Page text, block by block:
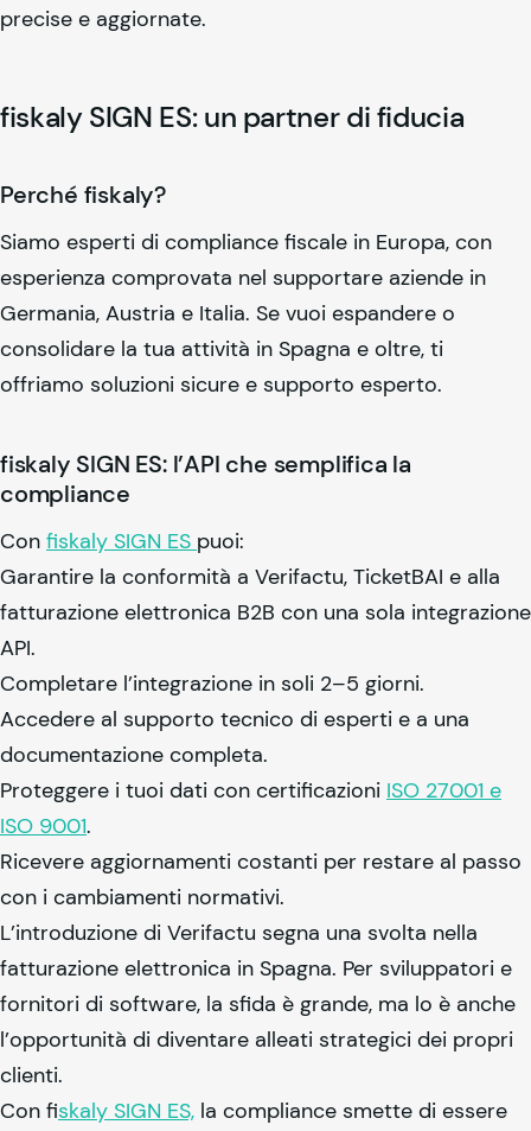
precise e aggiornate.
fiskalySIGN ES: un partner di fiducia
Perché fiskaly?
Siamo esperti di compliance fiscale in Europa, con
esperienza comprovata nel supportare aziende in
Germania, Austria e Italia. Se vuoi espandere o
consolidare la tua attività in Spagna e oltre, ti
offriamo soluzioni sicure e supporto esperto.
fiskaly SIGN ES: l’API che semplifica la
compliance
Con fiskaly SIGN ES puoi:
Garantire la conformità a Verifactu, TicketBAI e alla
fatturazione elettronica B2B con una sola integrazione
API.
Completare l’integrazione in soli 2–5 giorni.
Accedere al supporto tecnico di esperti e a una
documentazione completa.
Proteggere i tuoi dati con certificazioni ISO 27001 e
ISO 9001.
Ricevere aggiornamenti costanti per restare al passo
con i cambiamenti normativi.
L’introduzione di Verifactu segna una svolta nella
fatturazione elettronica in Spagna. Per sviluppatori e
fornitori di software, la sfida è grande, ma lo è anche
l’opportunità di diventare alleati strategici dei propri
clienti.
Con fiskaly SIGN ES, la compliance smette di essere